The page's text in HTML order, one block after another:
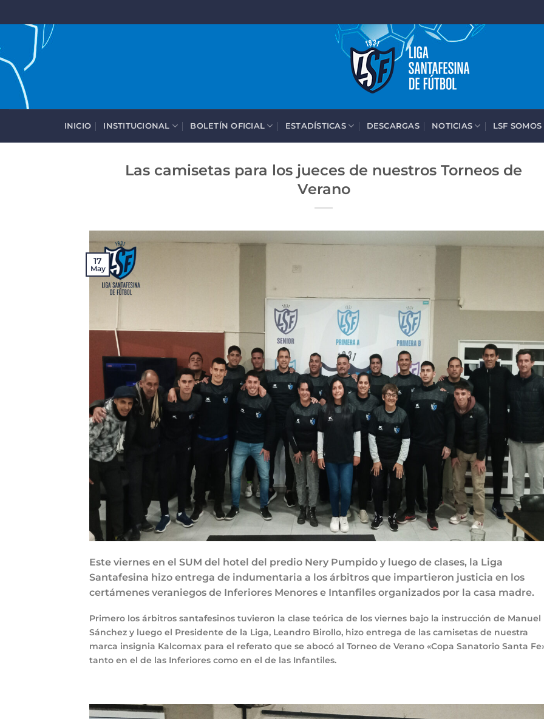
contenido
INICIO INSTITUCIONAL BOLETÍN OFICIAL ESTADÍSTICAS DESCARGAS NOTICIAS LSF
Las camisetas para los jueces de nuestros Torneos de
Verano
17
May
Este viernes en el SUM del hotel del predio Nery Pumpido y luego de clases, la Liga
Santafesina hizo entrega de indumentaria a los árbitros que impartieron justicia en los
certámenes veraniegos de Inferiores Menores e Intanfiles organizados por la casa madre.
Primero los árbitros santafesinos tuvieron la clase teórica de los viernes bajo la instrucción de Manuel
Sánchez y luego el Presidente de la Liga, Leandro Birollo, hizo entrega de las camisetas de nuestra
marca insignia Kalcomax para el referato que se abocó al Torneo de Verano «Copa Sanatorio Santa
tanto en el de las Inferiores como en el de las Infantiles.